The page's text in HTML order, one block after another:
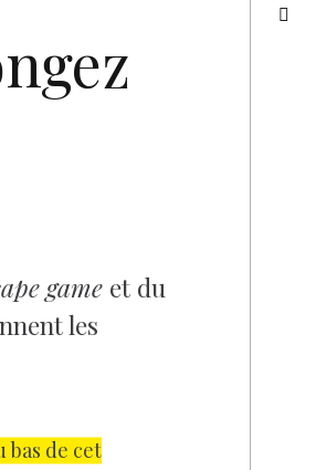
game et du
les
bas de cet